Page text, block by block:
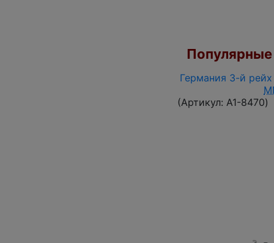
Германия 3-й
(Артикул: A1-8470)